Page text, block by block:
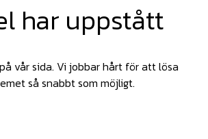
har uppstått
vår sida. Vi jobbar hårt för att lösa
så snabbt som möjligt.